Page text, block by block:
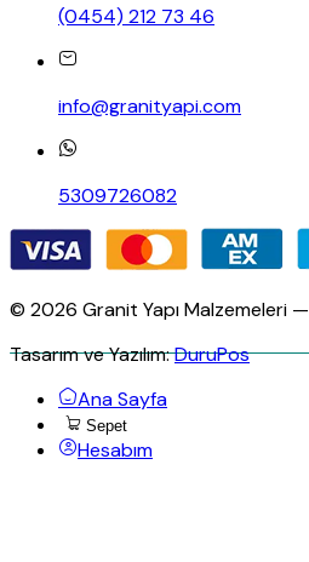
(0454) 212 73 46
info@granityapi.com
5309726082
© 2026 Granit Yapı Malzemeleri —
Tasarım ve Yazılım:DuruPos
Ana Sayfa
Sepet
Hesabım